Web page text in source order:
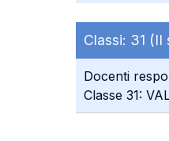
Classi: 31 (II
Docenti
Classe 31: